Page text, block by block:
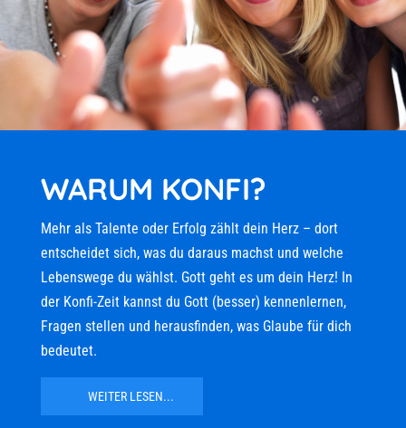
WARUM KONFI?
Mehr als Talente oder Erfolg zählt dein Herz – dort
entscheidet sich, was du daraus machst und welche
Lebenswege du wählst. Gott geht es um dein Herz! In
der Konfi-Zeit kannst du Gott (besser) kennenlernen,
Fragen stellen und herausfinden, was Glaube für dich
bedeutet.
WEITER LESEN...